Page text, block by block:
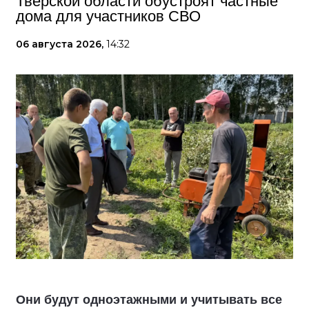
дома для участников СВО
06 августа 2026, 14:32
Они будут одноэтажными и учитывать все